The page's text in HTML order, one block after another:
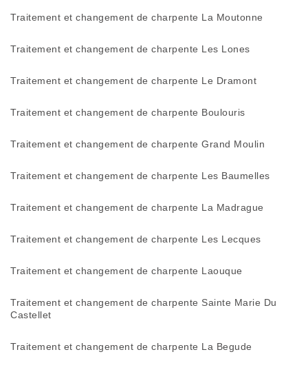
Traitement et changement de charpente La Moutonne
Traitement et changement de charpente Les Lones
Traitement et changement de charpente Le Dramont
Traitement et changement de charpente Boulouris
Traitement et changement de charpente Grand Moulin
Traitement et changement de charpente Les Baumelles
Traitement et changement de charpente La Madrague
Traitement et changement de charpente Les Lecques
Traitement et changement de charpente Laouque
Traitement et changement de charpente Sainte Marie Du
Castellet
Traitement et changement de charpente La Begude